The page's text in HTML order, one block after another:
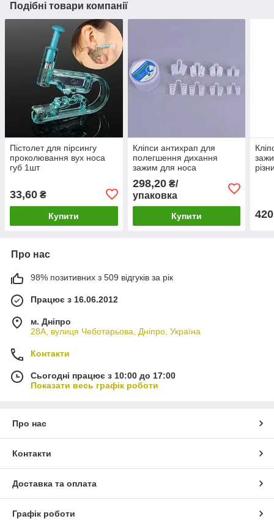
Подібні товари компанії
Пістолет для пірсингу
проколювання вух носа
губ 1шт
33,60 ₴
Купити
Кліпси антихрап для
полегшення дихання
зажим для носа
298,20₴/
упаковка
Купити 420
Про нас
98% позитивних з 509 відгуків за рік
Працює з 16.06.2012
м. Дніпро
28А, вулиця Чеботарьова, Дніпро, Україна
Контакти
Сьогодні працює з 10:00 до 17:00
Показати весь графік роботи
Про нас
Контакти
Доставка та оплата
Графік роботи